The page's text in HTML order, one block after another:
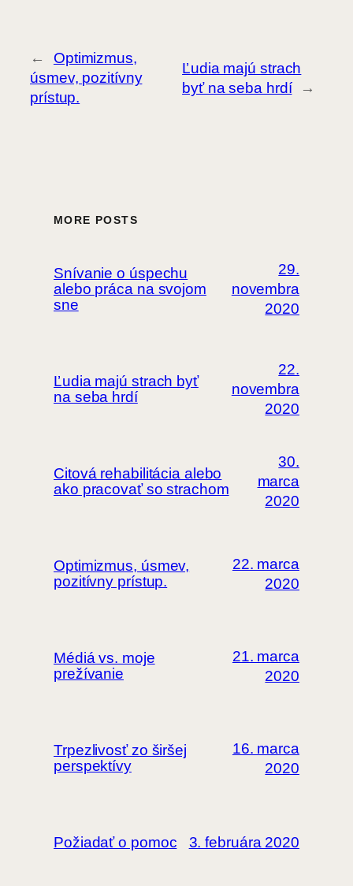
←
Optimizmus,
úsmev, pozitívny
prístup.
Ľudia majú strach
byť na seba hrdí
→
MORE POSTS
Snívanie o úspechu
alebo práca na svojom
sne
29.
novembra
2020
Ľudia majú strach byť
na seba hrdí
22.
novembra
2020
Citová rehabilitácia alebo
ako pracovať so strachom
30.
marca
2020
Optimizmus, úsmev,
pozitívny prístup.
22. marca
2020
Médiá vs. moje
prežívanie
21. marca
2020
Trpezlivosť zo širšej
perspektívy
16. marca
2020
Požiadať o pomoc 3. februára 2020